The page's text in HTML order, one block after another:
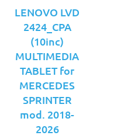
LENOVO LVD
2424_CPA
(10inc)
MULTIMEDIA
TABLET for
MERCEDES
SPRINTER
mod. 2018-
2026